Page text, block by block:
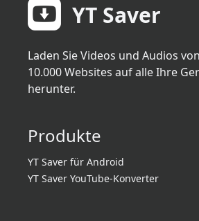
YT Saver
Laden Sie Videos und Audios
10.000 Websites auf alle Ihre
herunter.
Produkte
YT Saver für Android
YT Saver YouTube-Konverter